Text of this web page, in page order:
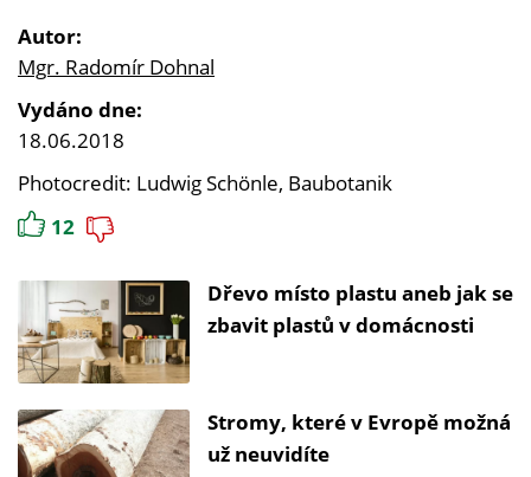
Autor:
Mgr. Radomír Dohnal
Vydáno dne:
18.06.2018
Photocredit: Ludwig Schönle, Baubotanik
12
Dřevo místo plastu aneb jak se
zbavit plastů v domácnosti
Stromy, které v Evropě možná
už neuvidíte